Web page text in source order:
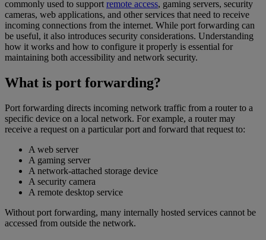
commonly used to supportremote access, gaming servers, security
cameras, web applications, and other services that need to receive
incoming connections from the internet. While port forwarding can
be useful, it also introduces security considerations. Understanding
how it works and how to configure it properly is essential for
maintaining both accessibility and network security.
What is port forwarding?
Port forwarding directs incoming network traffic from a router to a
specific device on a local network. For example, a router may
receive a request on a particular port and forward that request to:
A web server
A gaming server
A network-attached storage device
A security camera
A remote desktop service
Without port forwarding, many internally hosted services cannot be
accessed from outside the network.